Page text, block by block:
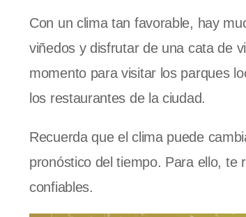
Con un clima tan favorable, hay
viñedos y disfrutar de una cata de
momento para visitar los parques
los restaurantes de la ciudad.
Recuerda que el clima puede
pronóstico del tiempo. Para ello, te
confiables.